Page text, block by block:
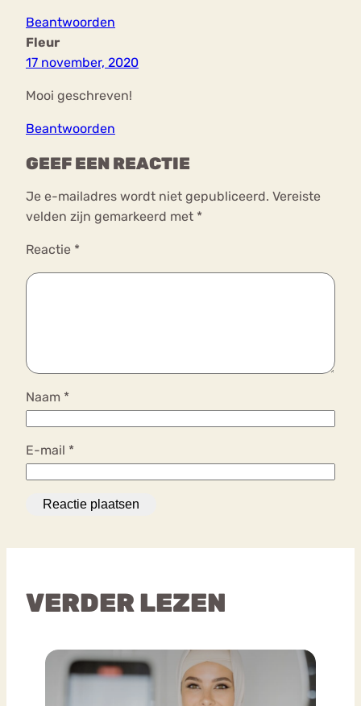
Beantwoorden
Fleur
17 november, 2020
Mooi geschreven!
Beantwoorden
GEEF EEN REACTIE
Je e-mailadres wordt niet gepubliceerd. Vereiste
velden zijn gemarkeerd met *
Reactie *
Naam *
E-mail *
VERDER LEZEN